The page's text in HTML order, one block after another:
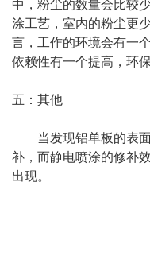
中，粉尘的数量会比较
涂工艺，室内的粉尘更
言，工作的环境会有一
依赖性有一个提高，环
五：其他
当发现铝单板的表
补，而静电喷涂的修补
出现。